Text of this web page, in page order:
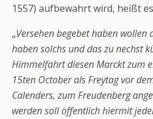
1557) aufbewahrt wird, heißt
„Versehen begebet haben wollen
haben solchs und das zu nechst
Himmelfahrt diesen Marckt zum
15ten October als Freytag vor
Calenders, zum Freudenberg
werden soll öffentlich hiermit